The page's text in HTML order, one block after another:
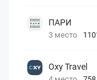
ПАРИ
3 место
Oxy Travel